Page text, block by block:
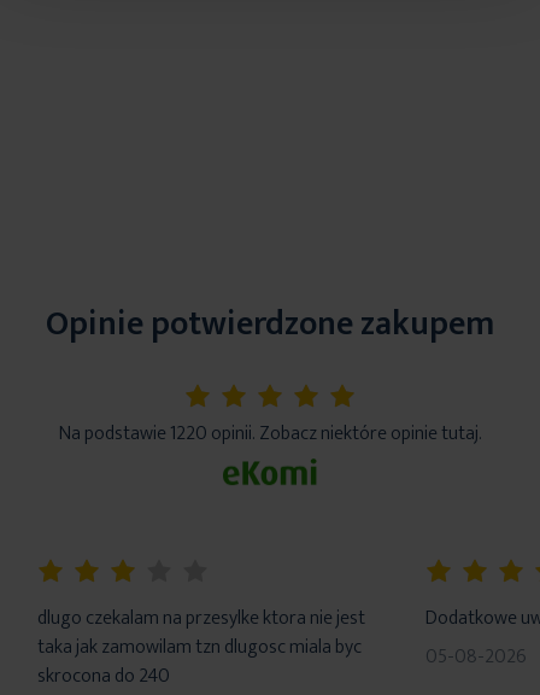
Opinie potwierdzone zakupem
5%
Na podstawie 1220 opinii. Zobacz niektóre opinie tutaj.
dlugo czekalam na przesylke ktora nie jest
taka jak zamowilam tzn dlugosc miala byc
skrocona do 240
Dodatkowe
05-08-2026